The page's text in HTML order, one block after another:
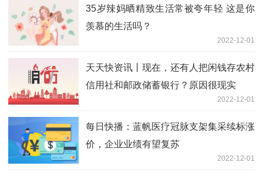
35岁辣妈晒精致生活常被夸年轻 这是你
羡慕的生活吗？
2022-12-01
天天快资讯丨现在，还有人把闲钱存农村
信用社和邮政储蓄银行？原因很现实
2022-12-01
每日快播：蓝帆医疗冠脉支架集采续标涨
价，企业业绩有望复苏
2022-12-01